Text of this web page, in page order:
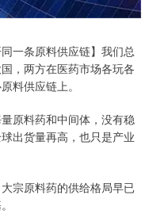
一条原料供应链】我们总
，两方在医药市场各玩各
料供应链上。
原料药和中间体，没有稳
出货量再高，也只是产业
宗原料药的供给格局早已